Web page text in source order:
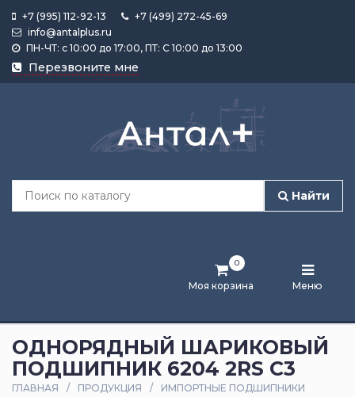
+7 (995) 112-92-13
+7 (499) 272-45-69
info@antalplus.ru
ПН-ЧТ: с 10:00 до 17:00, ПТ: С 10:00 до 13:00
Перезвоните мне
Найти
Моя корзина
0
Меню
Каталог
продукции
Лента
и
статьи
Оплата
ОДНОРЯДНЫЙ ШАРИКОВЫЙ
ПОДШИПНИК 6204 2RS C3
ГЛАВНАЯ ПРОДУКЦИЯ
ИМПОРТНЫЕ ПОДШИПНИКИ